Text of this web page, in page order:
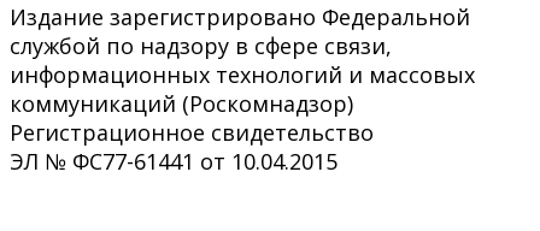
Издание зарегистрировано Федеральной
службой по надзору в сфере связи,
информационных технологий и массовых
коммуникаций (Роскомнадзор)
Регистрационное свидетельство
ЭЛ № ФС77-61441 от 10.04.2015